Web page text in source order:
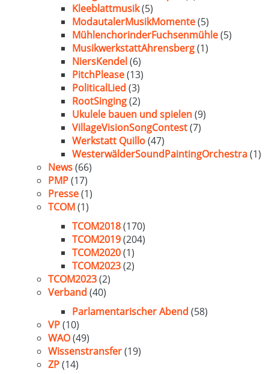
Kleeblattmusik(5)
ModautalerMusikMomente(5)
MühlenchorinderFuchsenmühle(5)
MusikwerkstattAhrensberg(1)
NiersKendel(6)
PitchPlease(13)
PoliticalLied (3)
RootSinging(2)
Ukulele bauen und spielen(9)
VillageVisionSongContest(7)
Werkstatt Quillo(47)
WesterwälderSoundPaintingOrchestra(1)
News(66)
PMP(17)
Presse(1)
TCOM(1)
TCOM2018(170)
TCOM2019(204)
TCOM2020(1)
TCOM2023(2)
TCOM2023(2)
Verband (40)
Parlamentarischer Abend (58)
VP(10)
WAO(49)
Wissenstransfer(19)
ZP(14)